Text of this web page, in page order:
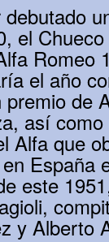
el
Romeo
el año
de
así
Alfa que
España
este
y Alberto